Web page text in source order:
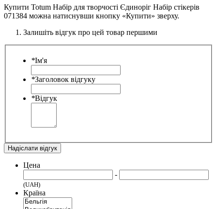
Купити Totum Набір для творчості Єдиноріг Набір стікерів
071384 можна натиснувши кнопку «Купити» зверху.
Залишіть відгук про цей товар першими
*Ім'я
*Заголовок відгуку
*Відгук
Надіслати відгук
Цена
-
(UAH)
Країна